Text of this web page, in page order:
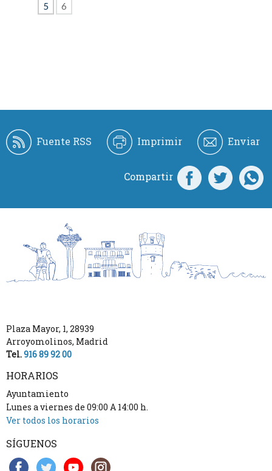
5
6
Fuente RSS Imprimir Enviar
Compartir
Plaza Mayor, 1, 28939
Arroyomolinos, Madrid
Tel.916 89 92 00
HORARIOS
Ayuntamiento
Lunes a viernes de 09:00 A 14:00 h.
Ver todos los horarios
SÍGUENOS